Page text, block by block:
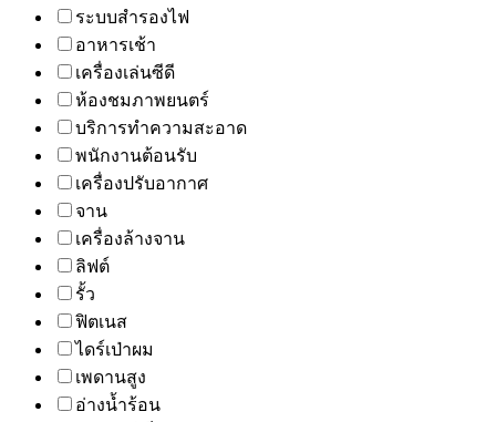
ระบบสำรองไฟ
อาหารเช้า
เครื่องเล่นซีดี
ห้องชมภาพยนตร์
บริการทำความสะอาด
พนักงานต้อนรับ
เครื่องปรับอากาศ
จาน
เครื่องล้างจาน
ลิฟต์
รั้ว
ฟิตเนส
ไดร์เป่าผม
เพดานสูง
อ่างน้ำร้อน